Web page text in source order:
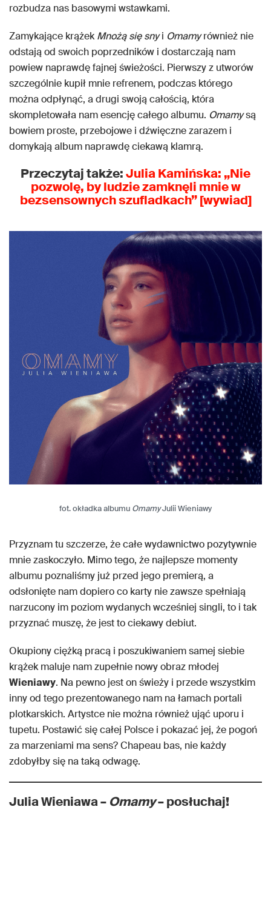
rozbudza nas basowymi wstawkami.
Zamykające krążekMnożą się snyi Omamyrównież nie
odstają od swoich poprzedników i dostarczają nam
powiew naprawdę fajnej świeżości. Pierwszy z utworów
szczególnie kupił mnie refrenem, podczas którego
można odpłynąć, a drugi swoją całością, która
skompletowała nam esencję całego albumu. Omamysą
bowiem proste, przebojowe i dźwięczne zarazem i
domykają album naprawdę ciekawą klamrą.
Przeczytaj także:Julia Kamińska: „Nie
pozwolę, by ludzie zamknęli mnie w
bezsensownych szufladkach” [wywiad]
fot. okładka albumu OmamyJulii Wieniawy
Przyznam tu szczerze, że całe wydawnictwo pozytywnie
mnie zaskoczyło. Mimo tego, że najlepsze momenty
albumu poznaliśmy już przed jego premierą, a
odsłonięte nam dopiero co karty nie zawsze spełniają
narzucony im poziom wydanych wcześniej singli, to i tak
przyznać muszę, że jest to ciekawy debiut.
Okupiony ciężką pracą i poszukiwaniem samej siebie
krążek maluje nam zupełnie nowy obraz młodej
Wieniawy. Na pewno jest on świeży i przede wszystkim
inny od tego prezentowanego nam na łamach portali
plotkarskich. Artystce nie można również ująć uporu i
tupetu. Postawić się całej Polsce i pokazać jej, że pogoń
za marzeniami ma sens? Chapeau bas, nie każdy
zdobyłby się na taką odwagę.
Julia Wieniawa – Omamy– posłuchaj!